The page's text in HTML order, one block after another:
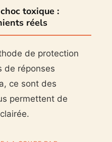
toxique :
réels
de protection
de réponses
ce sont des
permettent de